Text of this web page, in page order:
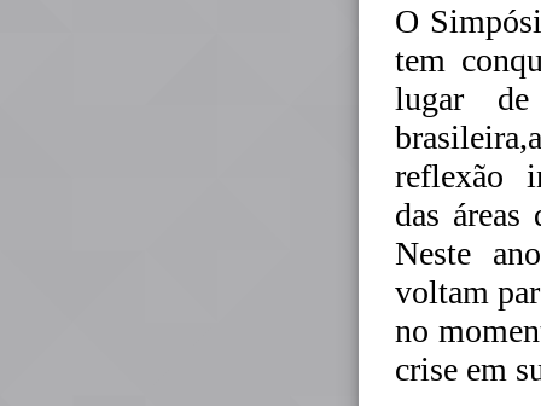
O
tem
lugar de
reflexão
das
Neste
voltam
no
crise em